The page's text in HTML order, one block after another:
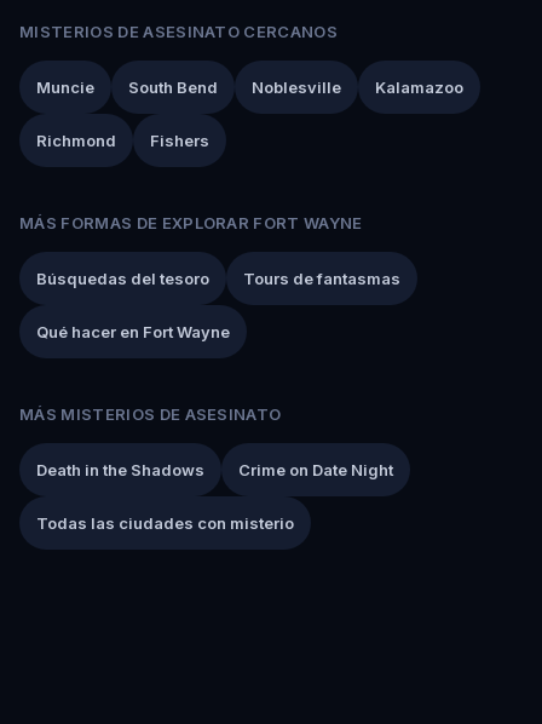
MISTERIOS DE ASESINATO CERCANOS
Muncie South Bend Noblesville Kalamazoo
Richmond Fishers
MÁS FORMAS DE EXPLORAR FORT WAYNE
Búsquedas del tesoro Tours de fantasmas
Qué hacer en Fort Wayne
MÁS MISTERIOS DE ASESINATO
Death in the Shadows Crime on Date Night
Todas las ciudades con misterio